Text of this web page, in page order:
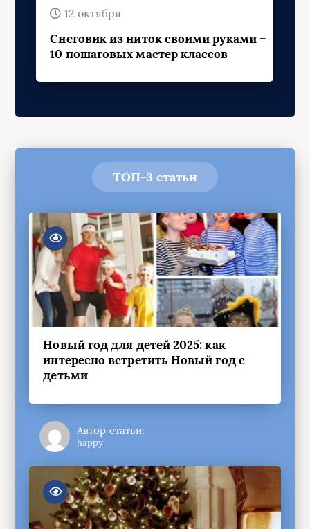
12 октября
Снеговик из ниток своими руками –
10 пошаговых мастер классов
ТОП-3 статьи
Новый год для детей 2025: как
интересно встретить Новый год с
детьми
Автор статьи:
happy